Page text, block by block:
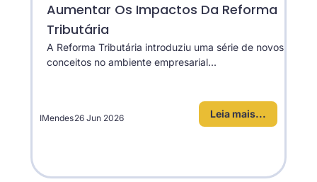
Aumentar Os Impactos Da Reforma
Tributária
A Reforma Tributária introduziu uma série de novos
conceitos no ambiente empresarial...
Leia mais...
IMendes26 Jun 2026